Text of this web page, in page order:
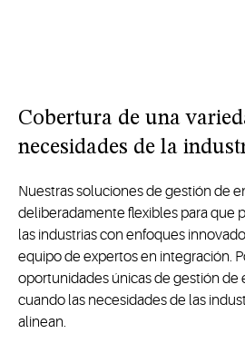
Cobertura de una
necesidades de la
Nuestras soluciones de gestión de
deliberadamente flexibles para que
las industrias con enfoques
equipo de expertos en integración.
oportunidades únicas de gestión de
cuando las necesidades de las
alinean.